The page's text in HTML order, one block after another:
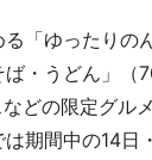
「ゆったりの
・うどん」
どの限定グル
期間中の14日